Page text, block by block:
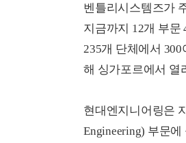
벤틀리시스템즈가
지금까지 12개 부문
235개 단체에서
해 싱가포르에서 열
현대엔지니어링은
Engineering) 부문에